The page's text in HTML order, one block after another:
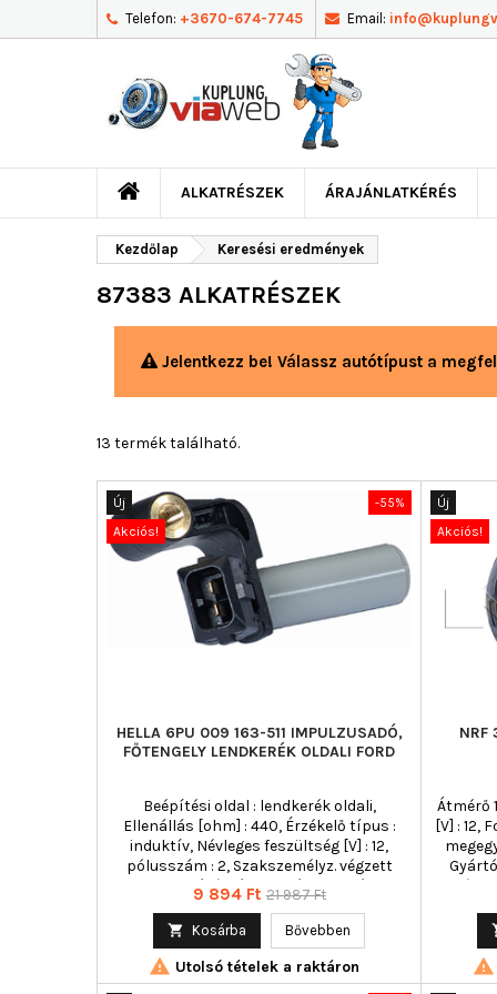
Telefon: +3670-674-7745 Email:
ALKATRÉSZEK ÁRAJÁNLATKÉRÉS
Kezdőlap Keresési eredmények
87383 ALKATRÉSZEK
Jelentkezz be! Válassz autótípust a
13 termék található.
-55%
Új
Akciós!
HELLA 6PU 009 163-511 IMPULZUSADÓ,
FŐTENGELY LENDKERÉK OLDALI FORD
Beépítési oldal : lendkerék oldali,
Ellenállás [ohm] : 440, Érzékelő típus :
induktív, Névleges feszültség [V] : 12,
pólusszám : 2, Szakszemélyz. végzett
összeszerelés/szétszerelés szükséges! : ,
Tűrés [%] : 15
Ár
9 894 Ft Normál
21 987 Ft
 Kosárba Bővebben
 Utolsó tételek a raktáron
Új
Akciós!
NRF
Átmérő
[V] : 12,
cikk/
